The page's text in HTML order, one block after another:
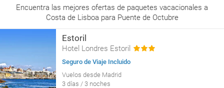
Encuentra las mejores ofertas de paquetes vacacionales a
Costa de Lisboa para Puente de Octubre
Estoril
Hotel Londres Estoril
Seguro de Viaje Incluido
Vuelos desde Madrid
3 días / 3 noches